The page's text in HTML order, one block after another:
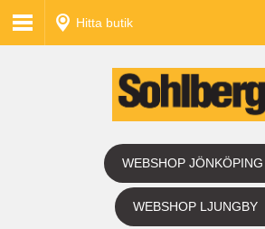
Hitta butik
WEBSHOP JÖNKÖPING
WEBSHOP LJUNGBY